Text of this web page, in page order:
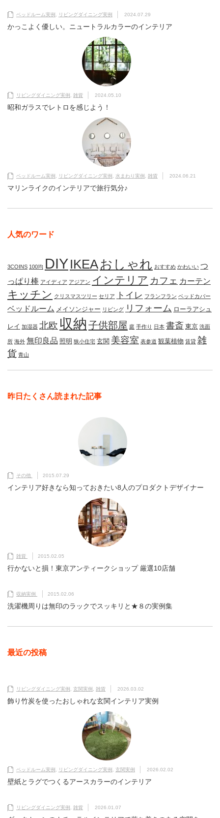
ベッドルーム実例 リビングダイニング実例 2024.07.29
かっこよく優しい。ニュートラルカラーのインテリア
リビングダイニング実例 雑貨 2024.05.10
昭和ガラスでレトロを感じよう！
ベッドルーム実例 リビングダイニング実例 水まわり実例 雑貨 2024.06.21
マリンライクのインテリアで旅行気分♪
人気のワード
3COINS 100均 DIYIKEAおしゃれ おすすめ かわいい つ
っぱり棒 アイディア アジアン インテリア カフェ カーテン
キッチン クリスマスツリー セリア トイレ フランフラン ベッドカバー
ベッドルーム メイソンジャー リビング リフォーム ローラアシュ
レイ 加湿器 北欧 収納 子供部屋 庭 手作り 日本 書斎 東京 洗面
所 海外 無印良品 照明 狭小住宅 玄関 美容室 表参道 観葉植物 賃貸 雑
貨 青山
昨日たくさん読まれた記事
その他 2015.07.29
インテリア好きなら知っておきたい8人のプロダクトデザイナー
雑貨 2015.02.05
行かないと損！東京アンティークショップ 厳選10店舗
収納実例 2015.02.06
洗濯機周りは無印のラックでスッキリと★８の実例集
最近の投稿
リビングダイニング実例 玄関実例 雑貨 2026.03.02
飾り竹炭を使ったおしゃれな玄関インテリア実例
ベッドルーム実例 リビングダイニング実例 玄関実例 2026.02.02
壁紙とラグでつくるアースカラーのインテリア
リビングダイニング実例 雑貨 2026.01.07